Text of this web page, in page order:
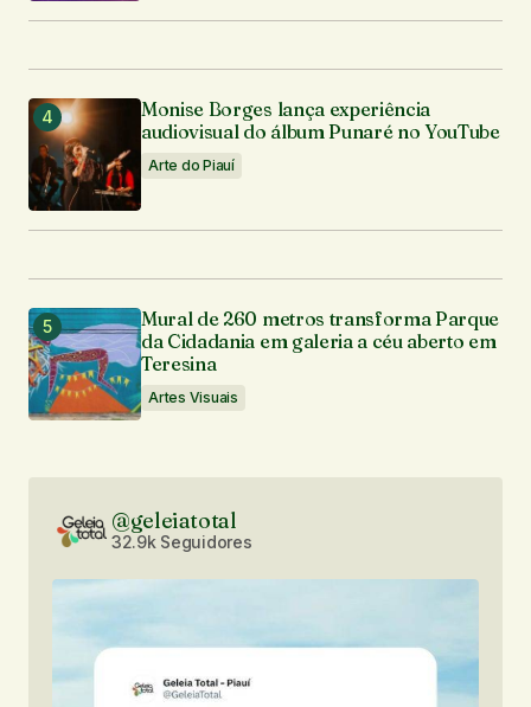
Monise Borges lança experiência
audiovisual do álbum Punaré no YouTube
Arte do Piauí
Mural de 260 metros transforma Parque
da Cidadania em galeria a céu aberto em
Teresina
Artes Visuais
@geleiatotal
32.9k Seguidores